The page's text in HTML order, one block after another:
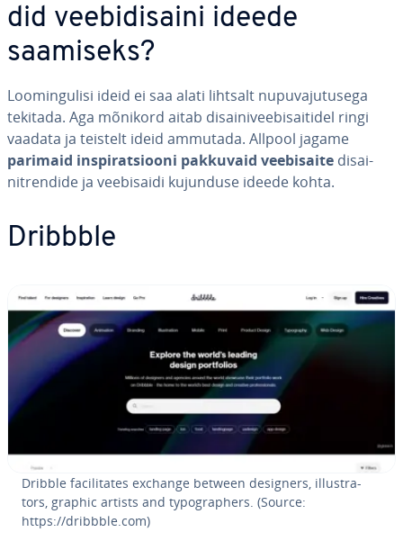
did vee­bi­di­saini ideede
saamiseks?
Loo­min­gu­lisi ideid ei saa alati lihtsalt nu­pu­va­ju­tu­sega
tekitada. Aga mõnikord aitab di­sai­ni­vee­bi­sai­ti­del ringi
vaadata ja teistelt ideid ammutada. Allpool jagame
parimaid ins­pi­rat­siooni pakkuvaid vee­bi­saite di­sai­
nitren­dide ja vee­bi­saidi kujunduse ideede kohta.
Dribbble
Dribble faci­li­ta­tes exchange between designers, il­lust­ra­
tors, graphic artists and ty­pog­rap­hers. (Source:
https://dribbble.com)